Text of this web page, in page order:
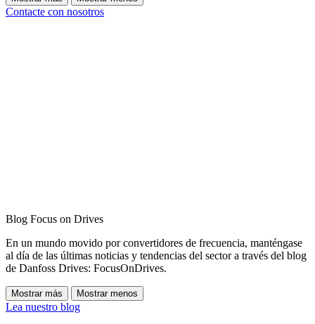
Contacte con nosotros
Blog Focus on Drives
En un mundo movido por convertidores de frecuencia, manténgase
al día de las últimas noticias y tendencias del sector a través del blog
de Danfoss Drives: FocusOnDrives.
Mostrar más Mostrar menos
Lea nuestro blog